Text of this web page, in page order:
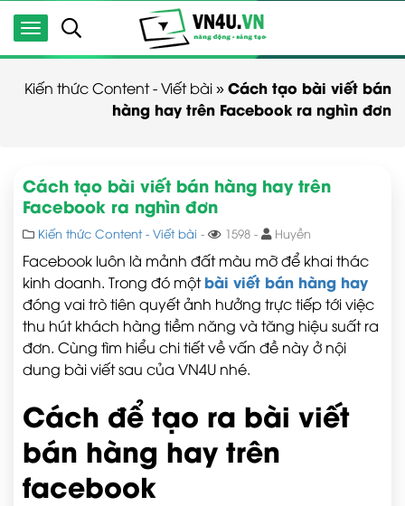
Kiến thức Content - Viết bài»Cách tạo bài viết bán
hàng hay trên Facebook ra nghìn đơn
Cách tạo bài viết bán hàng hay trên
Facebook ra nghìn đơn
Kiến thức Content - Viết bài - 1598 - Huyền
Facebook luôn là mảnh đất màu mỡ để khai thác
kinh doanh. Trong đó mộtbài viết bán hàng hay
đóng vai trò tiên quyết ảnh hưởng trực tiếp tới việc
thu hút khách hàng tiềm năng và tăng hiệu suất ra
đơn. Cùng tìm hiểu chi tiết về vấn đề này ở nội
dung bài viết sau của VN4U nhé.
Cách để tạo ra bài viết
bán hàng hay trên
facebook